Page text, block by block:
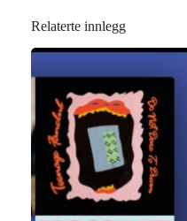
Relaterte innlegg